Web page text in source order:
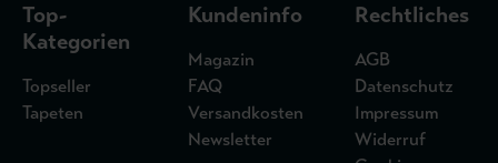
Top-
Kategorien
Topseller
Tapeten
Kundeninfo
Magazin
FAQ
Versandkosten
Newsletter
Rechtliches
AGB
Datenschutz
Impressum
Widerruf